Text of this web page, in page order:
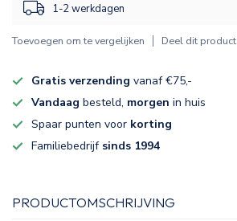
1-2 werkdagen
Toevoegen om te vergelijken Deel dit product
Gratis verzending vanaf €75,-
Vandaag besteld, morgen in huis
Spaar punten voor korting
Familiebedrijf sinds 1994
PRODUCTOMSCHRIJVING